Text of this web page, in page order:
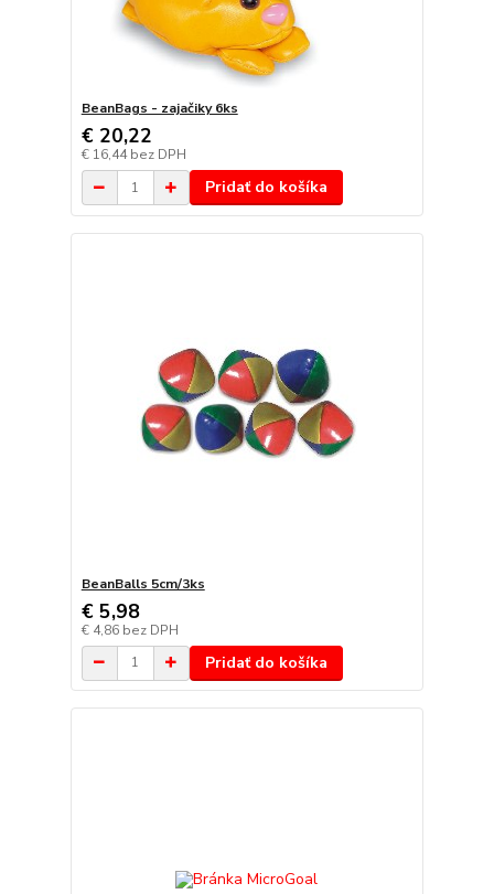
BeanBags - zajačiky 6ks
€ 20,22
€ 16,44bez DPH
Pridať do košíka
BeanBalls 5cm/3ks
€ 5,98
€ 4,86 bez DPH
Pridať do košíka